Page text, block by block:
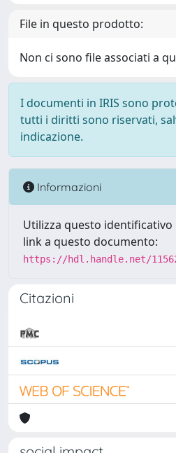
File in questo prodotto:
Non ci sono file associati a
I documenti in IRIS sono
tutti i diritti sono riservati,
indicazione.
Informazioni
Utilizza questo
link a questo documento:
https://hdl.handle.net/
Citazioni